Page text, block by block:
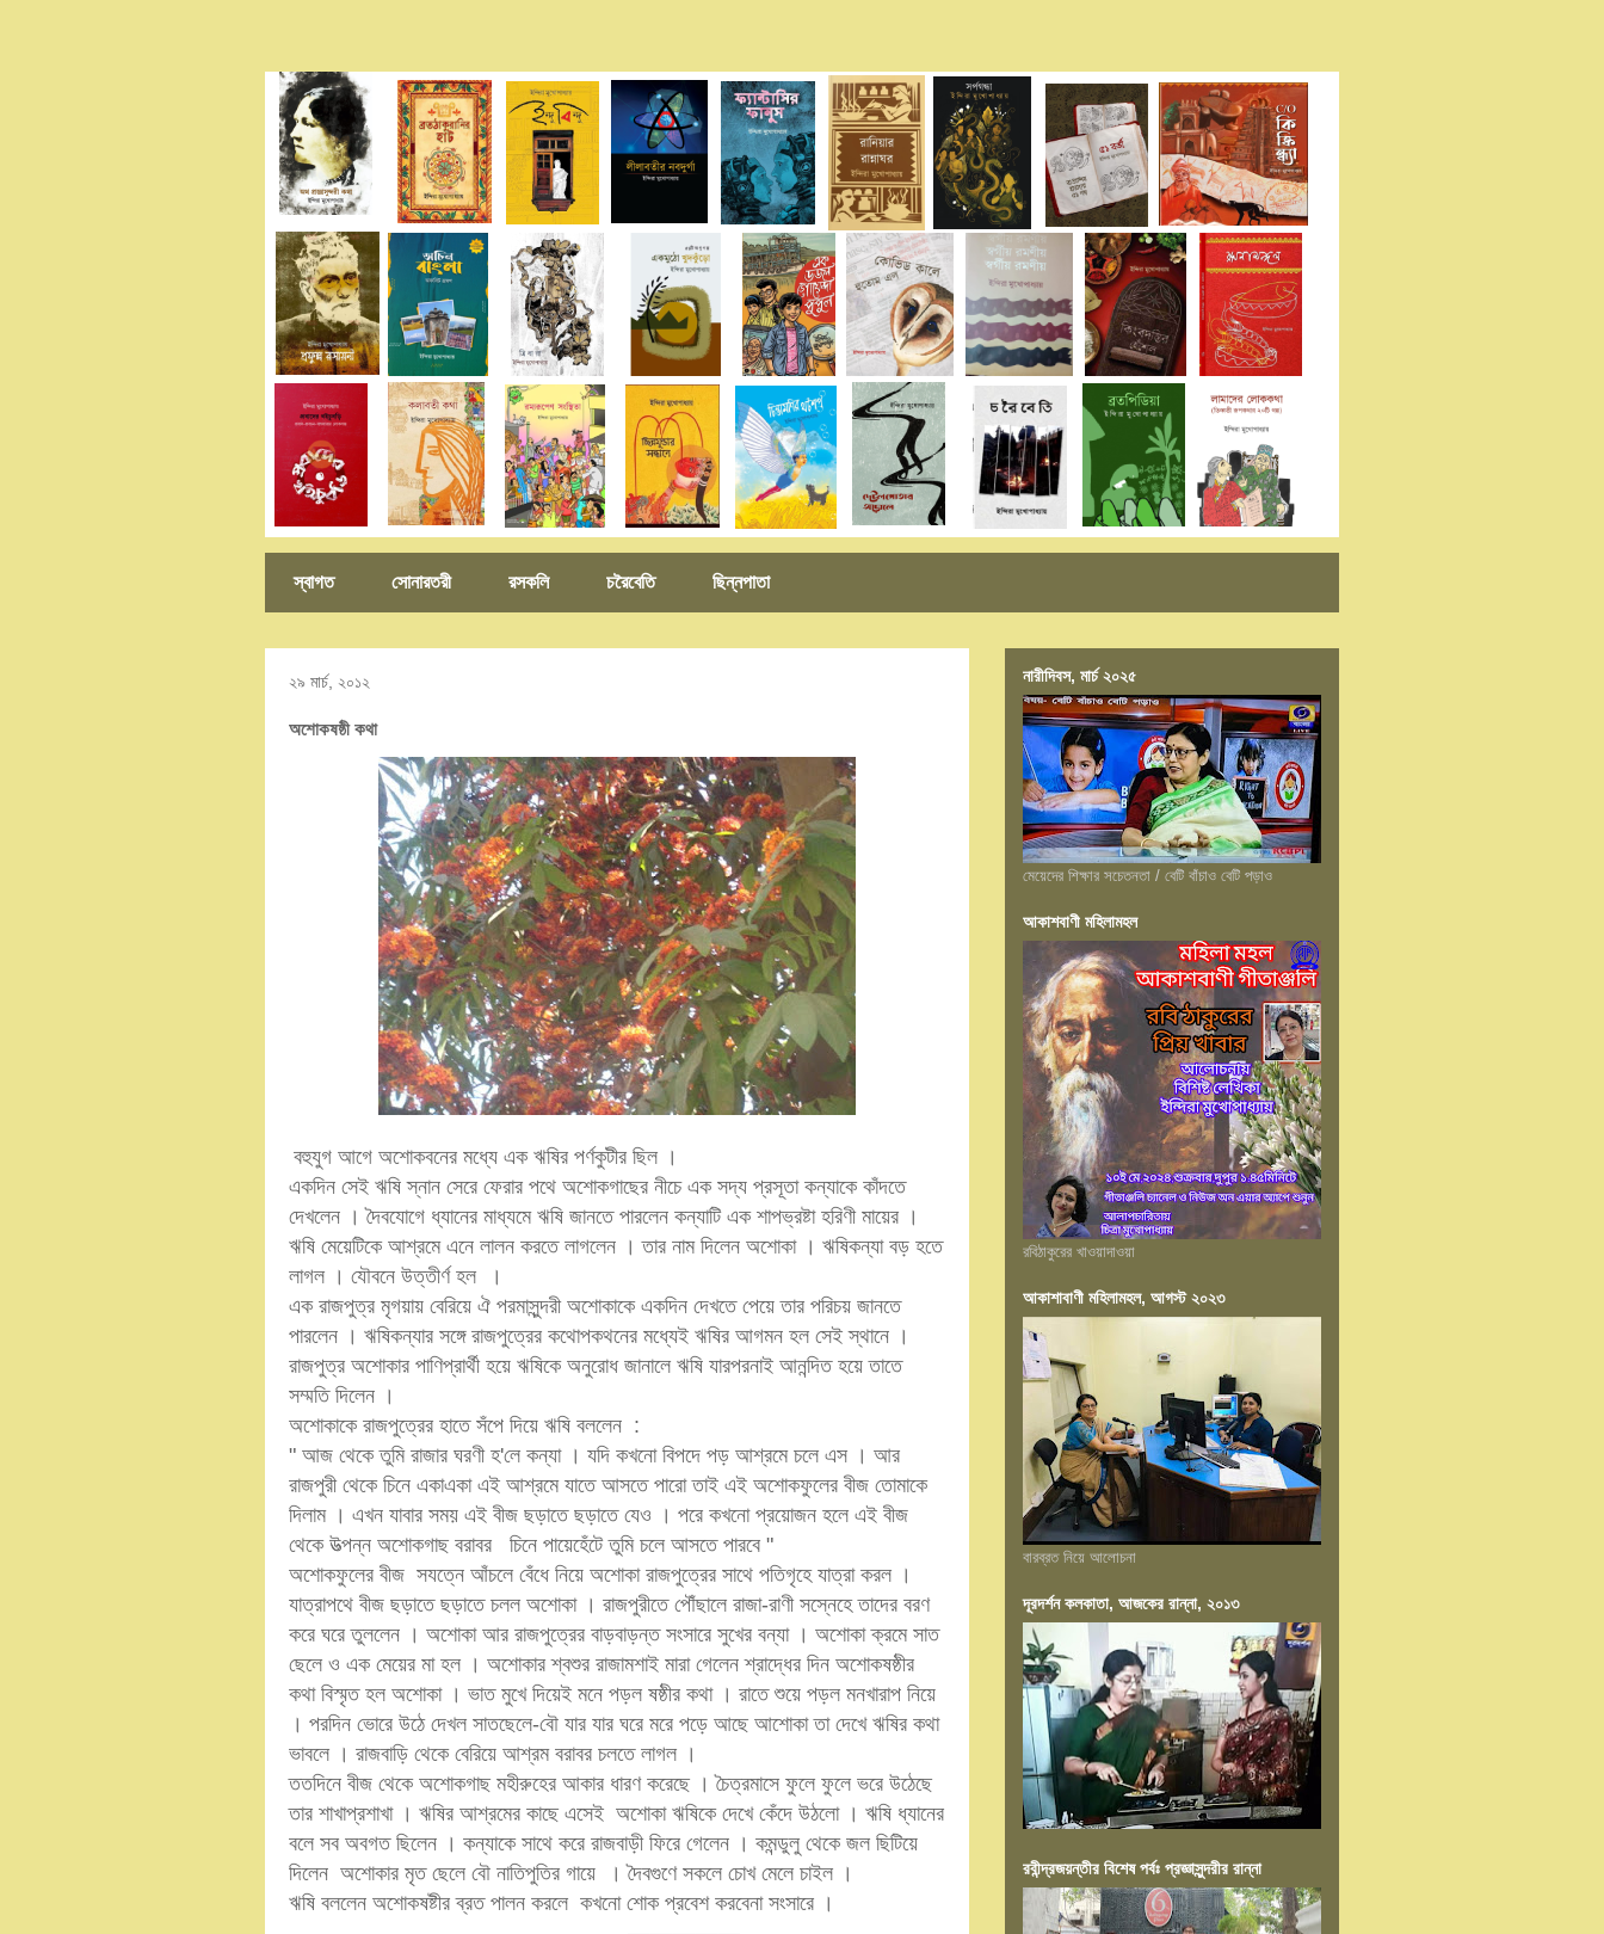
স্বাগত সোনারতরী রসকলি চরৈবেতি ছিন্নপাতা
২৯ মার্চ, ২০১২
অশোকষষ্ঠী কথা
বহুযুগ আগে অশোকবনের মধ্যে এক ঋষির পর্ণকুটীর ছিল ।
একদিন সেই ঋষি স্নান সেরে ফেরার পথে অশোকগাছের নীচে এক সদ্য প্রসূতা কন্যাকে কাঁদতে
দেখলেন । দৈবযোগে ধ্যানের মাধ্যমে ঋষি জানতে পারলেন কন্যাটি এক শাপভ্রষ্টা হরিণী মায়ের ।
ঋষি মেয়েটিকে আশ্রমে এনে লালন করতে লাগলেন । তার নাম দিলেন অশোকা । ঋষিকন্যা বড় হতে
লাগল । যৌবনে উত্তীর্ণ হল ।
এক রাজপুত্র মৃগয়ায় বেরিয়ে ঐ পরমাসুন্দরী অশোকাকে একদিন দেখতে পেয়ে তার পরিচয় জানতে
পারলেন । ঋষিকন্যার সঙ্গে রাজপুত্রের কথোপকথনের মধ্যেই ঋষির আগমন হল সেই স্থানে ।
রাজপুত্র অশোকার পাণিপ্রার্থী হয়ে ঋষিকে অনুরোধ জানালে ঋষি যারপরনাই আনন্দিত হয়ে তাতে
সম্মতি দিলেন ।
অশোকাকে রাজপুত্রের হাতে সঁপে দিয়ে ঋষি বললেন :
" আজ থেকে তুমি রাজার ঘরণী হ'লে কন্যা । যদি কখনো বিপদে পড় আশ্রমে চলে এস । আর
রাজপুরী থেকে চিনে একাএকা এই আশ্রমে যাতে আসতে পারো তাই এই অশোকফুলের বীজ তোমাকে
দিলাম । এখন যাবার সময় এই বীজ ছড়াতে ছড়াতে যেও । পরে কখনো প্রয়োজন হলে এই বীজ
থেকে উত্পন্ন অশোকগাছ বরাবর চিনে পায়েহেঁটে তুমি চলে আসতে পারবে "
অশোকফুলের বীজ সযত্নে আঁচলে বেঁধে নিয়ে অশোকা রাজপুত্রের সাথে পতিগৃহে যাত্রা করল ।
যাত্রাপথে বীজ ছড়াতে ছড়াতে চলল অশোকা । রাজপুরীতে পৌঁছালে রাজা-রাণী সস্নেহে তাদের বরণ
করে ঘরে তুললেন । অশোকা আর রাজপুত্রের বাড়বাড়ন্ত সংসারে সুখের বন্যা । অশোকা ক্রমে সাত
ছেলে ও এক মেয়ের মা হল । অশোকার শ্বশুর রাজামশাই মারা গেলেন শ্রাদ্ধের দিন অশোকষষ্ঠীর
কথা বিস্মৃত হল অশোকা । ভাত মুখে দিয়েই মনে পড়ল ষষ্ঠীর কথা । রাতে শুয়ে পড়ল মনখারাপ নিয়ে
। পরদিন ভোরে উঠে দেখল সাতছেলে-বৌ যার যার ঘরে মরে পড়ে আছে আশোকা তা দেখে ঋষির কথা
ভাবলে । রাজবাড়ি থেকে বেরিয়ে আশ্রম বরাবর চলতে লাগল ।
ততদিনে বীজ থেকে অশোকগাছ মহীরুহের আকার ধারণ করেছে । চৈত্রমাসে ফুলে ফুলে ভরে উঠেছে
তার শাখাপ্রশাখা । ঋষির আশ্রমের কাছে এসেই অশোকা ঋষিকে দেখে কেঁদে উঠলো । ঋষি ধ্যানের
বলে সব অবগত ছিলেন । কন্যাকে সাথে করে রাজবাড়ী ফিরে গেলেন । কমন্ডুলু থেকে জল ছিটিয়ে
দিলেন অশোকার মৃত ছেলে বৌ নাতিপুতির গায়ে । দৈবগুণে সকলে চোখ মেলে চাইল ।
ঋষি বললেন অশোকষষ্টীর ব্রত পালন করলে কখনো শোক প্রবেশ করবেনা সংসারে ।
নারীদিবস, মার্চ ২০২৫
মেয়েদের শিক্ষার সচেতনতা / বেটি বাঁচাও বেটি পড়াও
আকাশবাণী মহিলামহল
রবিঠাকুরের খাওয়াদাওয়া
আকাশাবাণী মহিলামহল, আগস্ট ২০২৩
বারব্রত নিয়ে আলোচনা
দূরদর্শন কলকাতা, আজকের রান্না, ২০১৩
রবীন্দ্রজয়ন্তীর বিশেষ পর্বঃ প্রজ্ঞাসুন্দরীর রান্না